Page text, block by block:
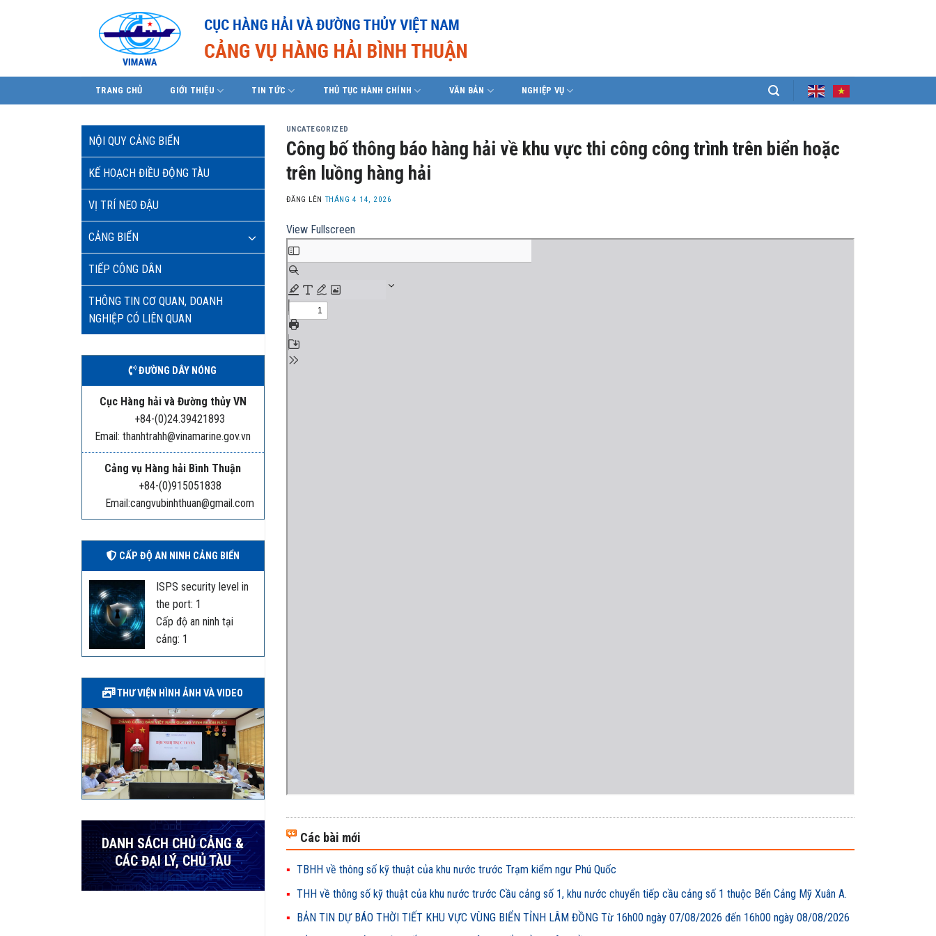
TRANG CHỦ GIỚI THIỆU TIN TỨC THỦ TỤC HÀNH CHÍNH VĂN BẢN NGHIỆP VỤ
NỘI QUY CẢNG BIỂN
KẾ HOẠCH ĐIỀU ĐỘNG TÀU
VỊ TRÍ NEO ĐẬU
CẢNG BIỂN
TIẾP CÔNG DÂN
THÔNG TIN CƠ QUAN, DOANH
NGHIỆP CÓ LIÊN QUAN
ĐƯỜNG DÂY NÓNG
Cục Hàng hải và Đường thủy VN
+84-(0)24.39421893
Email: thanhtrahh@vinamarine.gov.vn
Cảng vụ Hàng hải Bình Thuận
+84-(0)915051838
Email:cangvubinhthuan@gmail.com
CẤP ĐỘ AN NINH CẢNG BIỂN
ISPS security level in
the port: 1
Cấp độ an ninh tại
cảng: 1
THƯ VIỆN HÌNH ẢNH VÀ VIDEO
DANH SÁCH CHỦ CẢNG &
CÁC ĐẠI LÝ, CHỦ TÀU
UNCATEGORIZED
Công bố thông báo hàng hải về khu vực thi công công trình trên biển hoặc
trên luồng hàng hải
ĐĂNG LÊN THÁNG 4 14, 2026
View Fullscreen
Các bài mới
TBHH về thông số kỹ thuật của khu nước trước Trạm kiểm ngư Phú Quốc
THH về thông số kỹ thuật của khu nước trước Cầu cảng số 1, khu nước chuyển tiếp cầu cảng số 1 thuộc Bến Cảng Mỹ Xuân A.
BẢN TIN DỰ BÁO THỜI TIẾT KHU VỰC VÙNG BIỂN TỈNH LÂM ĐỒNG Từ 16h00 ngày 07/08/2026 đến 16h00 ngày 08/08/2026